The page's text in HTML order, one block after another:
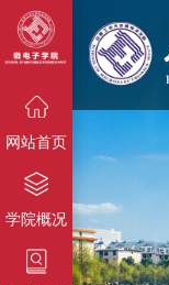
{栏目名
称}
网站首页
学院概况